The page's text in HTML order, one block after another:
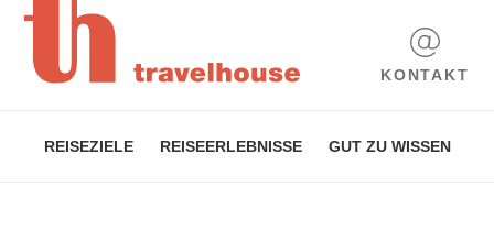
KONTAKT
REISEZIELE REISEERLEBNISSE GUT ZU WISSEN